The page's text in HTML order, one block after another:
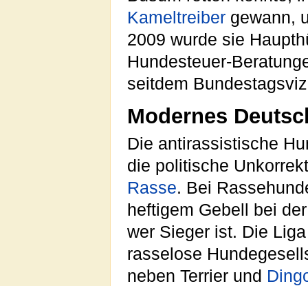
Kameltreiber gewann,
2009 wurde sie
Hundesteuer-
seitdem
Modernes
Die antirassistische
die politische
Rasse. Bei
heftigem Gebell bei
wer Sieger ist. Die
rasselose
neben Terrier und